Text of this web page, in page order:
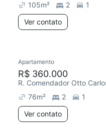
105m² 2
1
Ver contato
Apartamento
R$ 360.000
R. Comendador Otto
76m² 2
1
Ver contato